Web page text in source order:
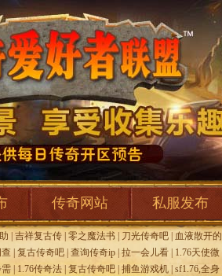
传奇网站 私服发布
吉祥复古传 零之魔法书 刀光传奇吧 血液散开的
复古传奇吧 查询传奇ip 拉一会儿看 1.76天使微
需 1.76传奇法 复古传奇吧 捕鱼游戏机 sf1.76,全身